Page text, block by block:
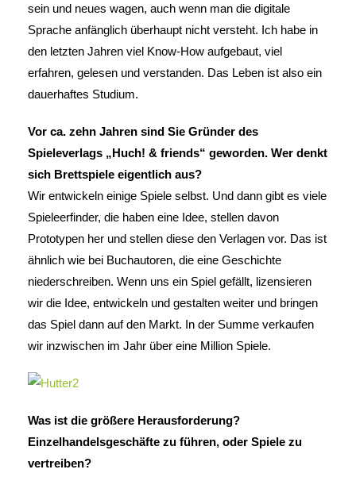
sein und neues wagen, auch wenn man die digitale
Sprache anfänglich überhaupt nicht versteht. Ich habe in
den letzten Jahren viel Know-How aufgebaut, viel
erfahren, gelesen und verstanden. Das Leben ist also ein
dauerhaftes Studium.
Vor ca. zehn Jahren sind Sie Gründer des
Spieleverlags „Huch! & friends“ geworden. Wer denkt
sich Brettspiele eigentlich aus?
Wir entwickeln einige Spiele selbst. Und dann gibt es viele
Spieleerfinder, die haben eine Idee, stellen davon
Prototypen her und stellen diese den Verlagen vor. Das ist
ähnlich wie bei Buchautoren, die eine Geschichte
niederschreiben. Wenn uns ein Spiel gefällt, lizensieren
wir die Idee, entwickeln und gestalten weiter und bringen
das Spiel dann auf den Markt. In der Summe verkaufen
wir inzwischen im Jahr über eine Million Spiele.
Was ist die größere Herausforderung?
Einzelhandelsgeschäfte zu führen, oder Spiele zu
vertreiben?